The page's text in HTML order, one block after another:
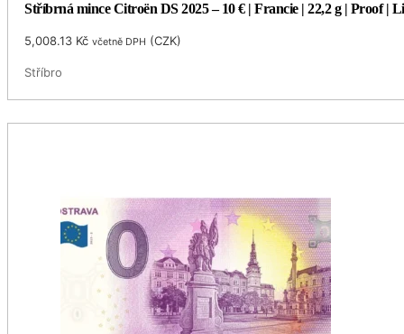
Stříbrná mince Citroën DS 2025 – 10 € | Francie | 22,2 g | Proof |
5,008.13 Kč včetně DPH (CZK)
Stříbro